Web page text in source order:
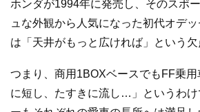
ホンダが1994年に発売し、そのスポ
ュな外観から人気になった初代オデ
は「天井がもっと広ければ」という欠
つまり、商用1BOXベースでもFF乗
に短し、たすきに流し…」というわ